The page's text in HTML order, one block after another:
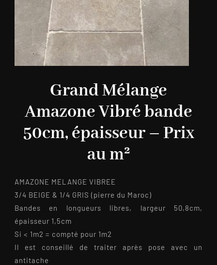
Grand Mélange
Amazone Vibré bande
50cm, épaisseur – Prix
au m²
AMAZONE MELANGE VIBREE
3/4 BEIGE & 1/4 GRIS (pierre du Maroc)
Bandes en longueurs libres, largeur 50,8cm,
épaisseur 1,5cm
Si < 1m2 = compté pour 1m2
Il est conseillé de traiter après pose avec un
antitache